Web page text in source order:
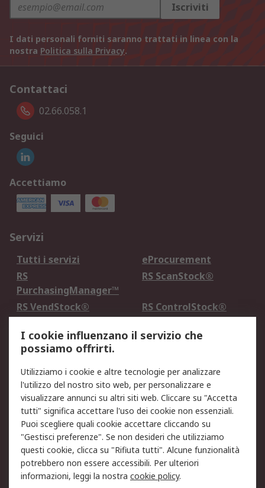
Iscriviti
I dati personali forniti saranno trattati in linea con la
nostra Politica sulla Privacy.
Contattaci
02.66.058.1
Seguici
Accettiamo
Servizi
Tutti i servizi
eProcurement
RS
PurchasingManager™
RS ScanStock®
RS VendStock®
RS ControlStock®
Legale
Informativa Cookie
Informativa Privacy -
Aggiornata
Email Security
Termini d'uso
Condizioni di vendita
Condizioni generali di
servizio
Etica e responsabilità
Chi Siamo
I cookie influenzano il servizio che
possiamo offrirti.
Utilizziamo i cookie e altre tecnologie per analizzare
l'utilizzo del nostro sito web, per personalizzare e
visualizzare annunci su altri siti web. Cliccare su "Accetta
tutti" significa accettare l'uso dei cookie non essenziali.
Puoi scegliere quali cookie accettare cliccando su
"Gestisci preferenze". Se non desideri che utilizziamo
questi cookie, clicca su "Rifiuta tutti". Alcune funzionalità
potrebbero non essere accessibili. Per ulteriori
informazioni, leggi la nostra cookie policy.